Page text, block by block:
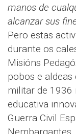
manos de
alcanzar sus
Pero estas
durante os
Misións
pobos e
militar de 1936
educativa
Guerra Civil